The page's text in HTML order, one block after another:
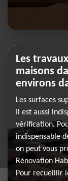
Les
maisons
environs
Les surfaces
Il est aussi
vérification.
indispensable
on peut vous
Rénovation
Pour recueillir